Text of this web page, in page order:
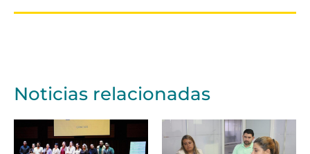
Noticias relacionadas